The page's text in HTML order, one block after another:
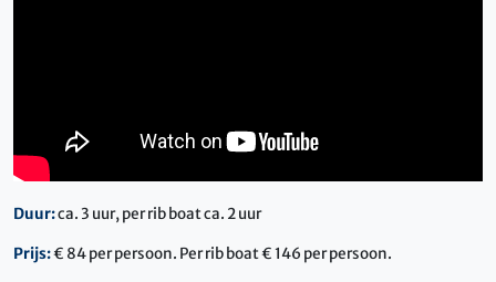
Duur:ca. 3 uur, per rib boat ca. 2 uur
Prijs:€ 84 per persoon. Per rib boat € 146 per persoon.